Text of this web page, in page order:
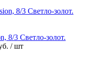
8/3 Светло-золот.
/ шт